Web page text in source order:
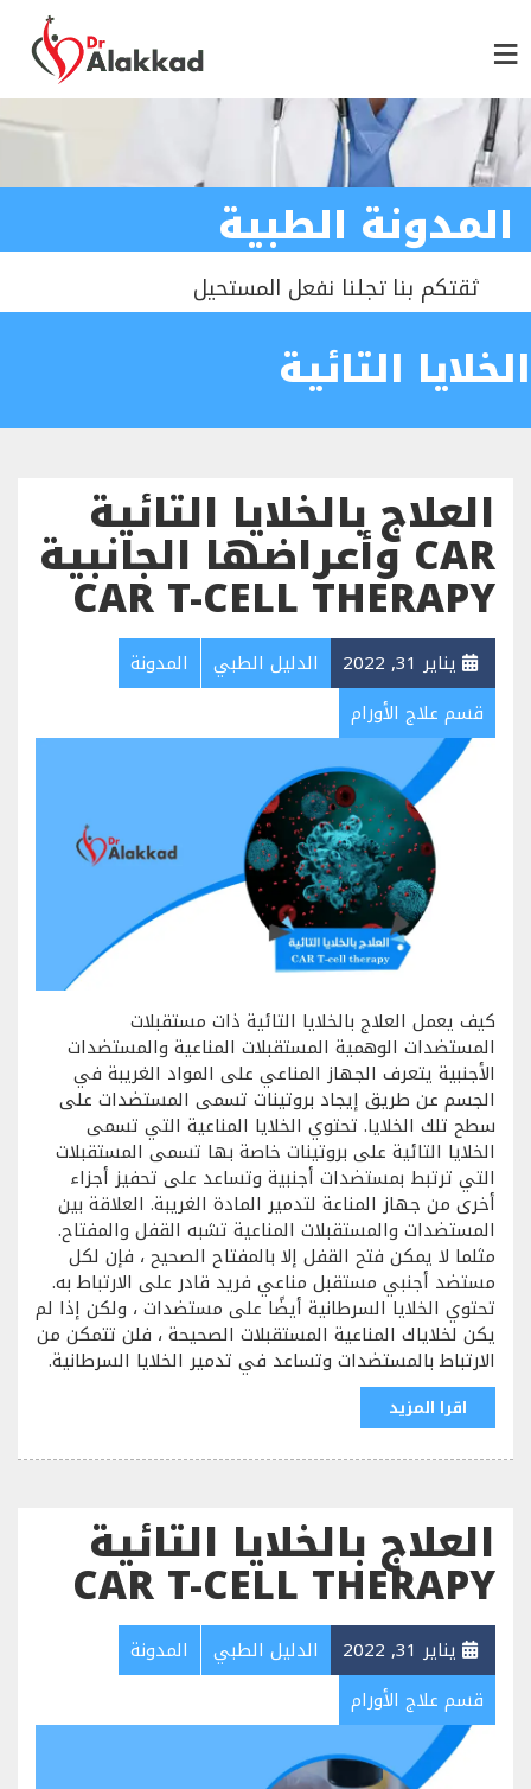
المدونة الطبية
ثقتكم بنا تجلنا نفعل المستحيل
الخلايا التائية
العلاج بالخلايا التائية
CAR وأعراضها الجانبية
CAR T-CELL THERAPY
يناير 31, 2022 الدليل الطبي
المدونة
قسم علاج الأورام
كيف يعمل العلاج بالخلايا التائية ذات مستقبلات
المستضدات الوهمية المستقبلات المناعية والمستضدات
الأجنبية يتعرف الجهاز المناعي على المواد الغريبة في
الجسم عن طريق إيجاد بروتينات تسمى المستضدات على
سطح تلك الخلايا. تحتوي الخلايا المناعية التي تسمى
الخلايا التائية على بروتينات خاصة بها تسمى المستقبلات
التي ترتبط بمستضدات أجنبية وتساعد على تحفيز أجزاء
أخرى من جهاز المناعة لتدمير المادة الغريبة. العلاقة بين
المستضدات والمستقبلات المناعية تشبه القفل والمفتاح.
مثلما لا يمكن فتح القفل إلا بالمفتاح الصحيح ، فإن لكل
مستضد أجنبي مستقبل مناعي فريد قادر على الارتباط به.
تحتوي الخلايا السرطانية أيضًا على مستضدات ، ولكن إذا لم
يكن لخلاياك المناعية المستقبلات الصحيحة ، فلن تتمكن من
الارتباط بالمستضدات وتساعد في تدمير الخلايا السرطانية.
اقرا المزيد
العلاج بالخلايا التائية
CAR T-CELL THERAPY
يناير 31, 2022 الدليل الطبي
المدونة
قسم علاج الأورام